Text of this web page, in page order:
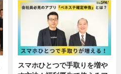
スマホひとつで手取りを増や